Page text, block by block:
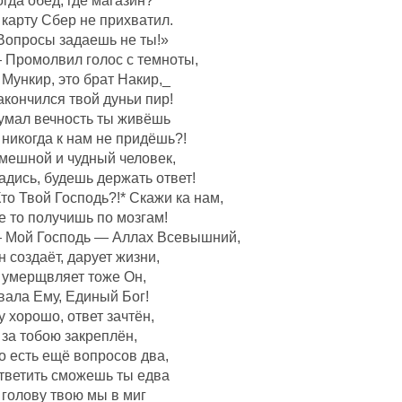
Сбер не прихватил.
задаешь не ты!»
голос с темноты,
это брат Накир,_
твой дуньи пир!
вечность ты живёшь
к нам не придёшь?!
и чудный человек,
будешь держать ответ!
Твой Господь?!* Скажи ка нам,
то получишь по мозгам!
Господь — Аллах Всевышний,
создаëт, дарует жизни,
тоже Он,
Ему, Единый Бог!
хорошо, ответ зачтëн,
тобою закреплëн,
есть ещё вопросов два,
сможешь ты едва
твою мы в миг